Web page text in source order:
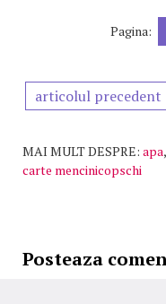
Pagina:
articolul precedent
MAI MULT DESPRE: apa,
carte mencinicopschi
Posteaza